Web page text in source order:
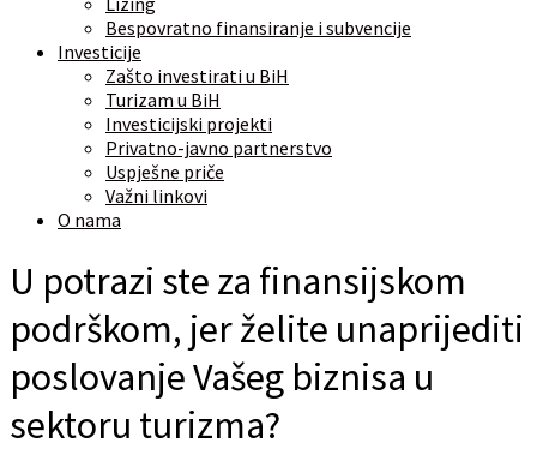
Bespovratno finansiranje i subvencije
Investicije
Zašto investirati u BiH
Turizam u BiH
Investicijski projekti
Privatno-javno partnerstvo
Uspješne priče
Važni linkovi
O nama
U potrazi ste za finansijskom
podrškom, jer želite unaprijediti
poslovanje Vašeg biznisa u
sektoru turizma?